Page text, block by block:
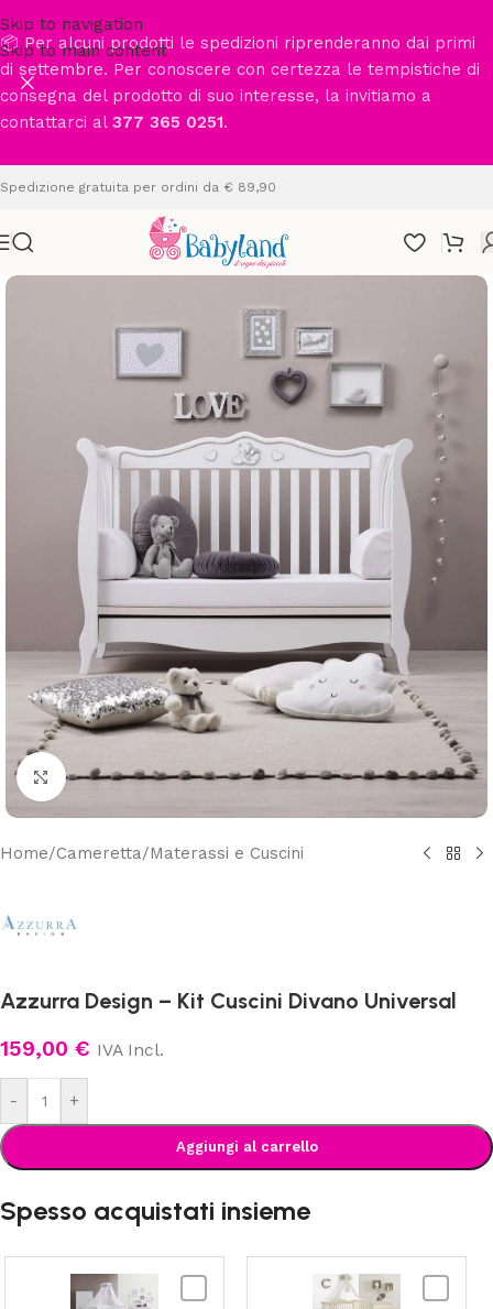
Skip to navigation
Skip to main content
📦 Per alcuni prodotti le spedizioni riprenderanno dai primi
di settembre. Per conoscere con certezza le tempistiche di
consegna del prodotto di suo interesse, la invitiamo a
contattarci al 377 365 0251.
Spedizione gratuita per ordini da € 89,90
Clicca per ingrandire
Home/Cameretta/Materassi e Cuscini
Azzurra Design – Kit Cuscini Divano Universal
159,00 € IVA Incl.
- +
Aggiungi al carrello
Spesso acquistati insieme